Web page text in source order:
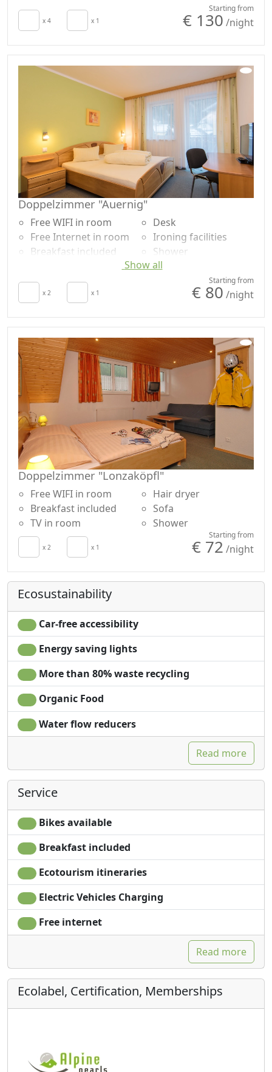
Autonomous heating
Hair dryer
Towels
Cupboard or
Wardrobe
Plastic-free shampoo,
Garden
Mountain view
Garden view
x 4 x 1
Starting from
€ 130 /night
Doppelzimmer "Auernig"
Free WIFI in room
Free Internet in room
Breakfast included
Autonomous heating
Hair dryer
Towels
Cupboard or
Wardrobe
Desk
Ironing facilities
Shower
Plastic-free shampoo,
no single-use
Garden view
Show all
x 2 x 1
Starting from
€ 80 /night
Doppelzimmer "Lonzaköpfl"
Free WIFI in room
Breakfast included
TV in room
Hair dryer
Sofa
Shower
x 2 x 1
Starting from
€ 72 /night
Ecosustainability
Car-free accessibility
Energy saving lights
More than 80% waste recycling
Organic Food
Water flow reducers
Read more
Service
Bikes available
Breakfast included
Ecotourism itineraries
Electric Vehicles Charging
Free internet
Read more
Ecolabel, Certification, Memberships